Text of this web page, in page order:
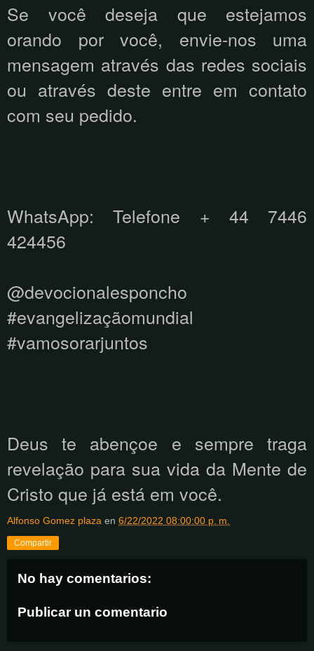
Se você deseja que estejamos
orando por você, envie-nos uma
mensagem através das redes sociais
ou através deste entre em contato
com seu pedido.
WhatsApp: Telefone + 44 7446
424456
@devocionalesponcho
#evangelizaçãomundial
#vamosorarjuntos
Deus te abençoe e sempre traga
revelação para sua vida da Mente de
Cristo que já está em você.
Alfonso Gomez plaza en 6/22/2022 08:00:00 p. m.
Compartir
No hay comentarios:
Publicar un comentario